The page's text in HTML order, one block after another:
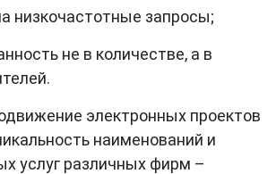
низкочастотные запросы;
не в количестве, а в
электронных проектов
наименований и
услуг различных фирм –